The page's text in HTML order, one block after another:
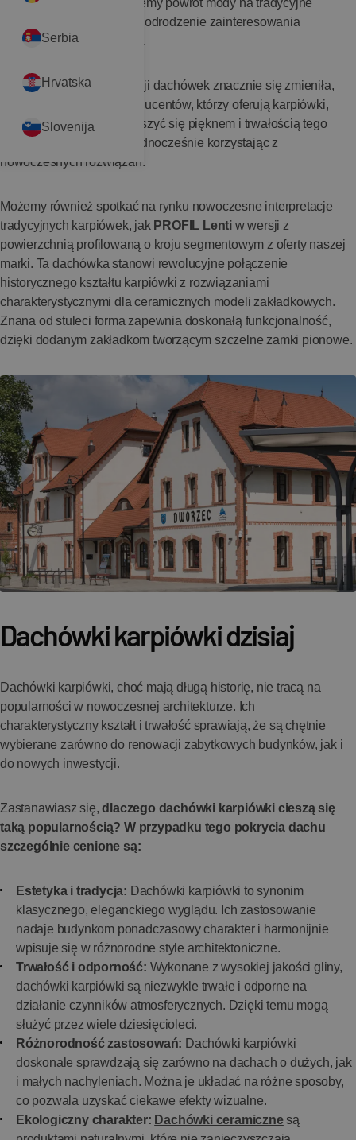
ostatnich latach obserwujemy powrót mody na tradycyjne
rozwiązania, a wraz z nim odrodzenie zainteresowania
dachówkami karpiówkami.
Choć technologia produkcji dachówek znacznie się zmieniła,
nadal można znaleźć producentów, którzy oferują karpiówki,
dzięki czemu możemy cieszyć się pięknem i trwałością tego
tradycyjnego materiału, jednocześnie korzystając z
nowoczesnych rozwiązań.
Możemy również spotkać na rynku nowoczesne interpretacje
tradycyjnych karpiówek, jak PROFIL Lenti w wersji z
powierzchnią profilowaną o kroju segmentowym z oferty naszej
marki. Ta dachówka stanowi rewolucyjne połączenie
historycznego kształtu karpiówki z rozwiązaniami
charakterystycznymi dla ceramicznych modeli zakładkowych.
Znana od stuleci forma zapewnia doskonałą funkcjonalność,
dzięki dodanym zakładkom tworzącym szczelne zamki pionowe.
Dachówki karpiówki dzisiaj
Dachówki karpiówki, choć mają długą historię, nie tracą na
popularności w nowoczesnej architekturze. Ich
charakterystyczny kształt i trwałość sprawiają, że są chętnie
wybierane zarówno do renowacji zabytkowych budynków, jak i
do nowych inwestycji.
Zastanawiasz się,dlaczego dachówki karpiówki cieszą się
taką popularnością? W przypadku tego pokrycia dachu
szczególnie cenione są:
Estetyka i tradycja: Dachówki karpiówki to synonim
klasycznego, eleganckiego wyglądu. Ich zastosowanie
nadaje budynkom ponadczasowy charakter i harmonijnie
wpisuje się w różnorodne style architektoniczne.
Trwałość i odporność: Wykonane z wysokiej jakości gliny,
dachówki karpiówki są niezwykle trwałe i odporne na
działanie czynników atmosferycznych. Dzięki temu mogą
służyć przez wiele dziesięcioleci.
Różnorodność zastosowań: Dachówki karpiówki
doskonale sprawdzają się zarówno na dachach o dużych, jak
i małych nachyleniach. Można je układać na różne sposoby,
co pozwala uzyskać ciekawe efekty wizualne.
Ekologiczny charakter: Dachówki ceramicznesą
Serbia
Hrvatska
Slovenija